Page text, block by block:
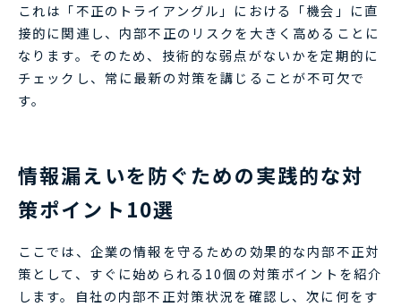
これは「不正のトライアングル」における「機会」に直
接的に関連し、内部不正のリスクを大きく高めることに
なります。そのため、技術的な弱点がないかを定期的に
チェックし、常に最新の対策を講じることが不可欠で
す。
情報漏えいを防ぐための実践的な対
策ポイント10選
ここでは、企業の情報を守るための効果的な内部不正対
策として、すぐに始められる10個の対策ポイントを紹介
します。自社の内部不正対策状況を確認し、次に何をす